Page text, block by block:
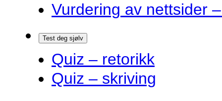
Vurdering av nettsider
Test deg sjølv
Quiz – retorikk
Quiz – skriving